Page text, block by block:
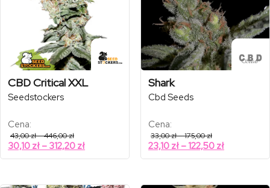
CBD Critical XXL
Seedstockers
Cena:
43,00zł–446,00złZakres
cen:
od
43,00 zł
30,10 zł – 312,20 złZakres
cen:
Shark
Cbd Seeds
Cena:
33,00zł–175,00złZakres
cen:
od
33,00 zł
23,10 zł – 122,50 złZakres
cen: